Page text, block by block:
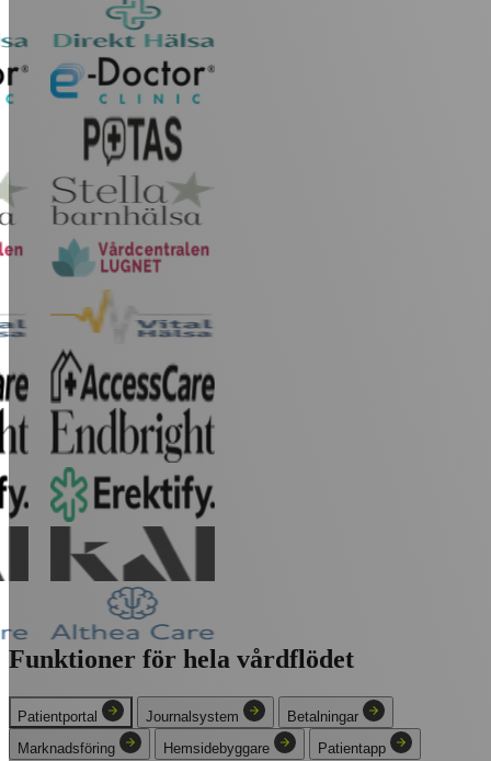
Funktioner för hela vårdflödet
Patientportal Journalsystem
Betalningar
Marknadsföring
Hemsidebyggare Patientapp